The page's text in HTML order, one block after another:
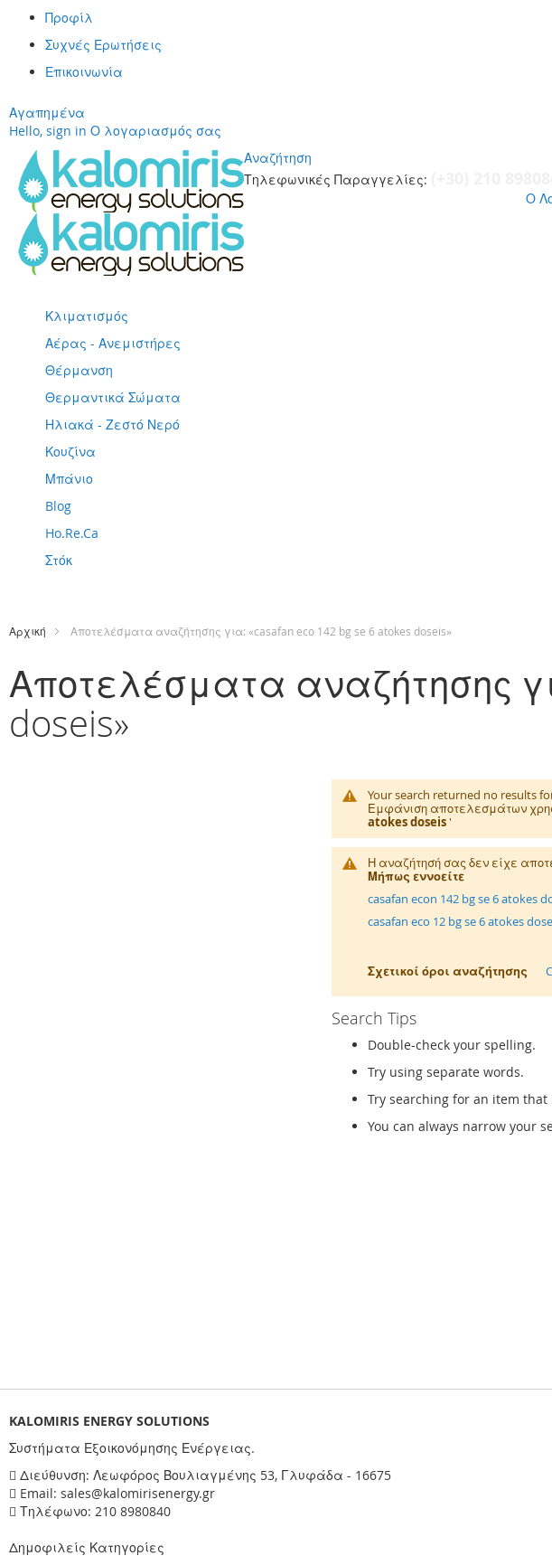
Προφίλ
Συχνές Ερωτήσεις
Επικοινωνία
Αγαπημένα
Hello, sign in Ο λογαριασμός σας
Αναζήτηση
Τηλεφωνικές Παραγγελίες:
Ο
περιεχόμενο
Κλιματισμός
Αέρας - Ανεμιστήρες
Θέρμανση
Θερμαντικά Σώματα
Ηλιακά - Ζεστό Νερό
Κουζίνα
Μπάνιο
Blog
Ho.Re.Ca
Στόκ
Αρχική Αποτελέσματα αναζήτησης για: «casafan eco 142 bg se 6 atokes doseis»
Αποτελέσματα αναζήτησης
doseis»
Your search returned no results
Εμφάνιση αποτελεσμάτων
atokes doseis'
Η αναζήτησή σας δεν είχε
Μήπως εννοείτε
casafan econ 142 bg se 6 atokes
casafan eco 12 bg se 6 atokes
Σχετικοί όροι αναζήτησης
Search Tips
Double-check your spelling.
Try using separate words.
Try searching for an item that
You can always narrow your
KALOMIRIS ENERGY SOLUTIONS
Συστήματα Εξοικονόμησης Ενέργειας.
Διεύθυνση: Λεωφόρος Βουλιαγμένης 53, Γλυφάδα - 16675
Email: sales@kalomirisenergy.gr
Τηλέφωνο: 210 8980840
Δημοφιλείς Κατηγορίες